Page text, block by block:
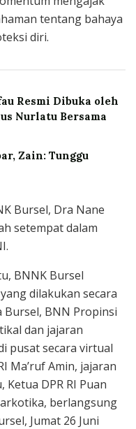
tentang bahaya
diri.
Resmi Dibuka oleh
Nurlatu Bersama
Zain: Tunggu
Bursel, Dra Nane
setempat dalam
BNNK Bursel
dilakukan secara
Bursel, BNN Propinsi
dan jajaran
pusat secara virtual
Ma’ruf Amin, jajaran
DPR RI Puan
berlangsung
Jumat 26 Juni